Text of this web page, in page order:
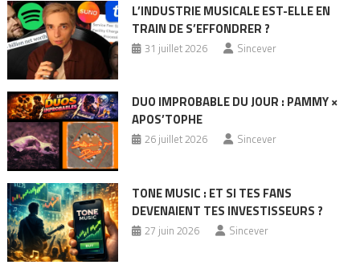
L’INDUSTRIE MUSICALE EST-ELLE EN
TRAIN DE S’EFFONDRER ?
31 juillet 2026 Sincever
DUO IMPROBABLE DU JOUR : PAMMY ×
APOS’TOPHE
26 juillet 2026 Sincever
TONE MUSIC : ET SI TES FANS
DEVENAIENT TES INVESTISSEURS ?
27 juin 2026 Sincever